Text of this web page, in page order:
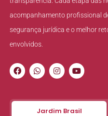
acompanhamento profissional
segurança jurídica e o melhor
envolvidos.
Jardim Brasil